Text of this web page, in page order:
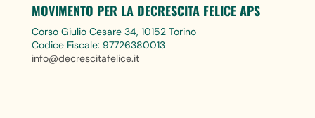
MOVIMENTO PER LA DECRESCITA FELICE APS
Corso Giulio Cesare 34, 10152 Torino
Codice Fiscale: 97726380013
info@decrescitafelice.it